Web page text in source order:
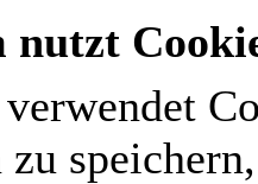
nutzt